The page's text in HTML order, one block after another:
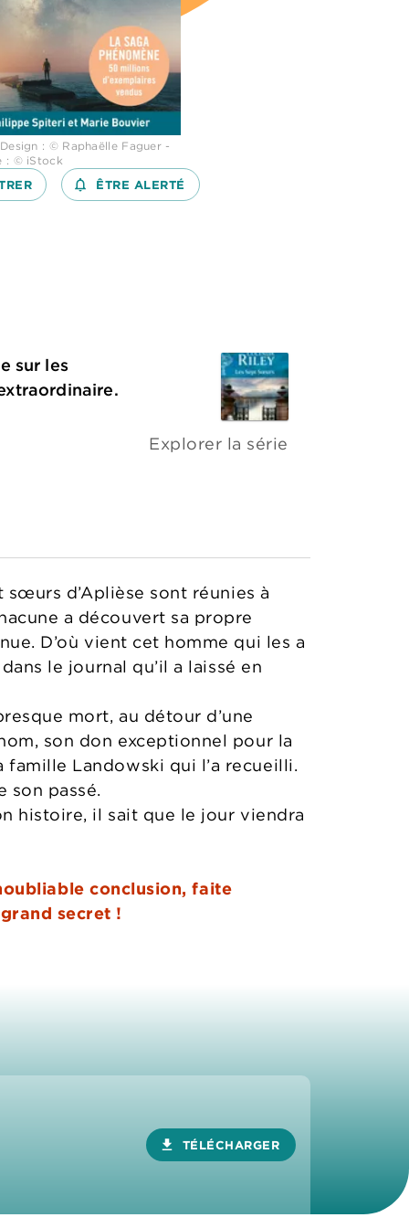
: © Raphaëlle Faguer -
: © iStock
notifications_none_outlined
ÊTRE ALERTÉ
sur les
Explorer la série
sœurs d’Aplièse sont réunies à
a découvert sa propre
D’où vient cet homme qui les a
le journal qu’il a laissé en
mort, au détour d’une
son don exceptionnel pour la
Landowski qui l’a recueilli.
son passé.
histoire, il sait que le jour viendra
conclusion, faite
secret !
download TÉLÉCHARGER